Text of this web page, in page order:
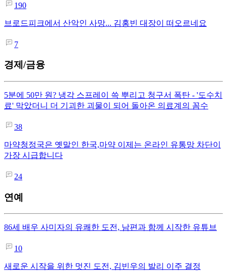
190
브로드피크에서 산악인 사망... 김홍빈 대장이 떠오르네요
7
경제/금융
5분에 50만 원? 냉각 스프레이 쓱 뿌리고 청구서 폭탄 - '도수치
료' 막았더니 더 기괴한 괴물이 되어 돌아온 의료계의 꼼수
38
마약청정국은 옛말인 한국,마약 이제는 온라인 유통망 차단이
가장 시급합니다
24
연예
86세 배우 사미자의 유쾌한 도전, 남편과 함께 시작한 유튜브
10
새로운 시작을 위한 멋진 도전, 김빈우의 발리 이주 결정